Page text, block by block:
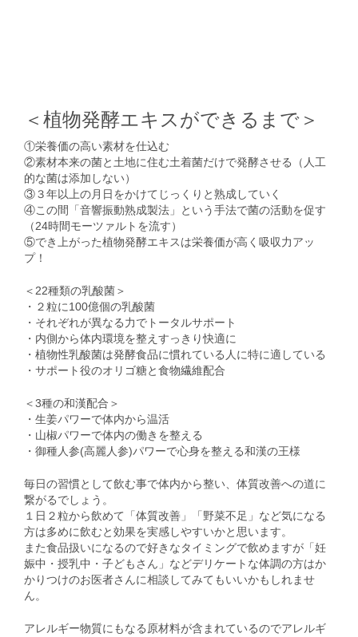
＜植物発酵エキスができるまで＞
①栄養価の高い素材を仕込む
②素材本来の菌と土地に住む土着菌だけで発酵させる（人工
的な菌は添加しない）
③３年以上の月日をかけてじっくりと熟成していく
④この間「音響振動熟成製法」という手法で菌の活動を促す
（24時間モーツァルトを流す）
⑤でき上がった植物発酵エキスは栄養価が高く吸収力アッ
プ！
＜22種類の乳酸菌＞
・２粒に100億個の乳酸菌
・それぞれが異なる力でトータルサポート
・内側から体内環境を整えすっきり快適に
・植物性乳酸菌は発酵食品に慣れている人に特に適している
・サポート役のオリゴ糖と食物繊維配合
＜3種の和漢配合＞
・生姜パワーで体内から温活
・山椒パワーで体内の働きを整える
・御種人参(高麗人参)パワーで心身を整える和漢の王様
毎日の習慣として飲む事で体内から整い、体質改善への道に
繋がるでしょう。
１日２粒から飲めて「体質改善」「野菜不足」など気になる
方は多めに飲むと効果を実感しやすいかと思います。
また食品扱いになるので好きなタイミングで飲めますが「妊
娠中・授乳中・子どもさん」などデリケートな体調の方はか
かりつけのお医者さんに相談してみてもいいかもしれませ
ん。
アレルギー物質にもなる原材料が含まれているのでアレルギ